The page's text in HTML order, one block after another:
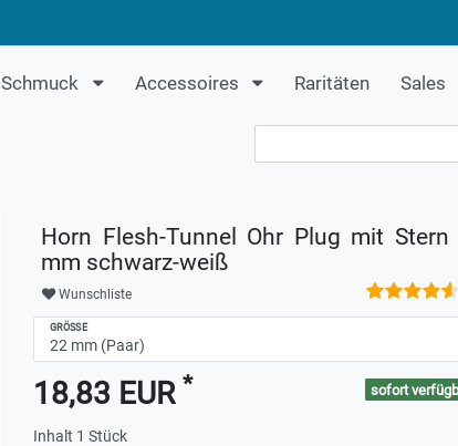
Schmuck Accessoires Raritäten Sales
Horn Flesh-Tunnel Ohr Plug mit
mm schwarz-weiß
Wunschliste
GRÖSSE
18,83 EUR *
Inhalt 1 Stück
sofort